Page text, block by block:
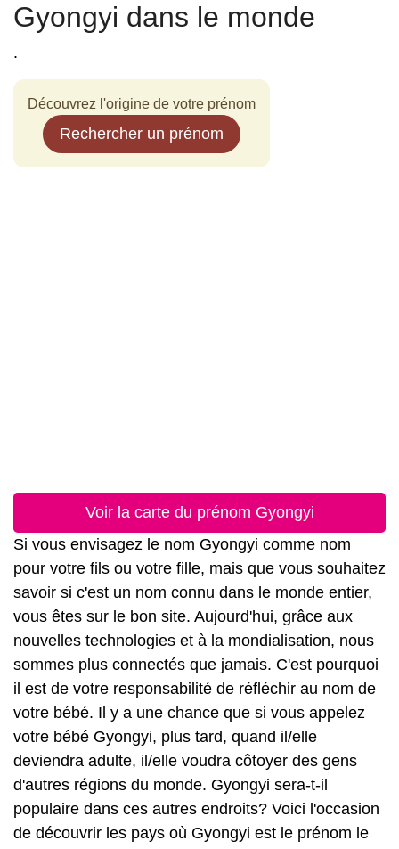
Gyongyi dans le monde
.
Découvrez l'origine de votre prénom
Rechercher un prénom
Voir la carte du prénom Gyongyi
Si vous envisagez le nom Gyongyi comme nom
pour votre fils ou votre fille, mais que vous souhaitez
savoir si c'est un nom connu dans le monde entier,
vous êtes sur le bon site. Aujourd'hui, grâce aux
nouvelles technologies et à la mondialisation, nous
sommes plus connectés que jamais. C'est pourquoi
il est de votre responsabilité de réfléchir au nom de
votre bébé. Il y a une chance que si vous appelez
votre bébé Gyongyi, plus tard, quand il/elle
deviendra adulte, il/elle voudra côtoyer des gens
d'autres régions du monde. Gyongyi sera-t-il
populaire dans ces autres endroits? Voici l'occasion
de découvrir les pays où Gyongyi est le prénom le